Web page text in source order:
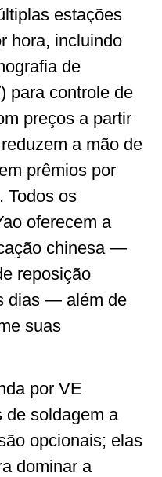
estações
hora, incluindo
de
para controle de
preços a partir
a mão de
prêmios por
Todos os
oferecem a
chinesa —
reposição
dias — além de
suas
por VE
de soldagem a
opcionais; elas
dominar a